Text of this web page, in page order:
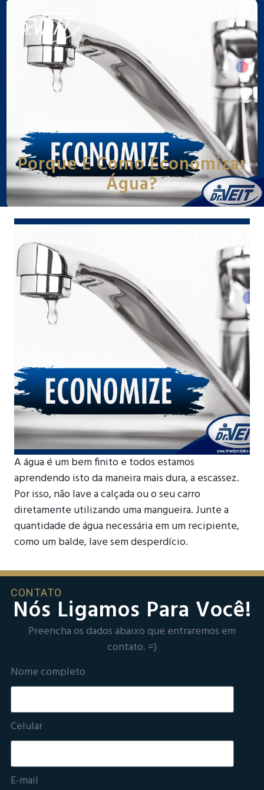
Porque E Como Economizar
Água?
A água é um bem finito e todos estamos
aprendendo isto da maneira mais dura, a escassez.
Por isso, não lave a calçada ou o seu carro
diretamente utilizando uma mangueira. Junte a
quantidade de água necessária em um recipiente,
como um balde, lave sem desperdício.
CONTATO
Nós Ligamos Para Você!
Preencha os dados abaixo que entraremos em
contato. =)
Nome completo
Celular
E-mail